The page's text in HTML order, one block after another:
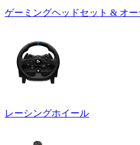
ゲーミングヘッドセット & オー
レーシングホイール